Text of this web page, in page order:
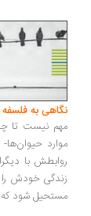
نگاهی به
مهم نیست تا
موارد
روابطش با
زندگی خودش را
مستحیل شود که